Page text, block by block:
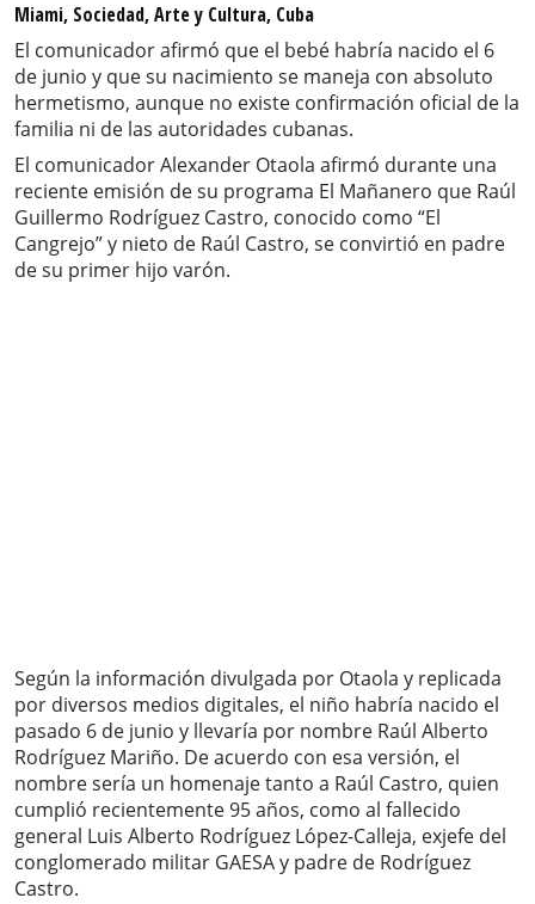
Miami, Sociedad, Arte y Cultura, Cuba
El comunicador afirmó que el bebé habría nacido el 6
de junio y que su nacimiento se maneja con absoluto
hermetismo, aunque no existe confirmación oficial de la
familia ni de las autoridades cubanas.
El comunicador Alexander Otaola afirmó durante una
reciente emisión de su programa El Mañanero que Raúl
Guillermo Rodríguez Castro, conocido como “El
Cangrejo” y nieto de Raúl Castro, se convirtió en padre
de su primer hijo varón.
Según la información divulgada por Otaola y replicada
por diversos medios digitales, el niño habría nacido el
pasado 6 de junio y llevaría por nombre Raúl Alberto
Rodríguez Mariño. De acuerdo con esa versión, el
nombre sería un homenaje tanto a Raúl Castro, quien
cumplió recientemente 95 años, como al fallecido
general Luis Alberto Rodríguez López-Calleja, exjefe del
conglomerado militar GAESA y padre de Rodríguez
Castro.